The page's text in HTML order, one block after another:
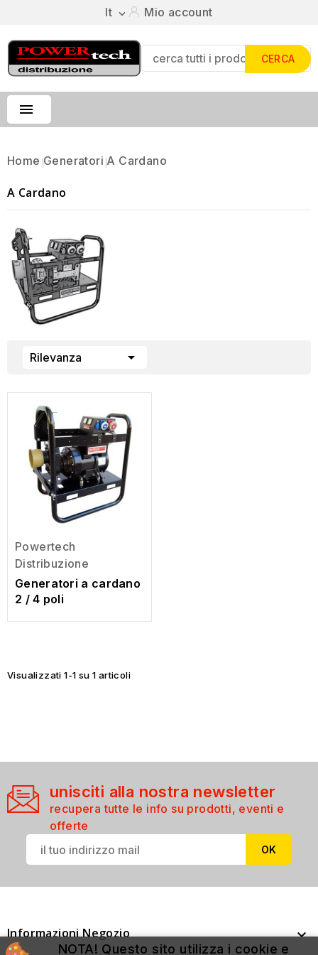
It  Mio account
CERCA

Home Generatori A Cardano
A Cardano
Rilevanza 
Powertech
Distribuzione
Generatori a cardano
2 / 4 poli
Visualizzati 1-1 su 1 articoli
unisciti alla nostra newsletter
recupera tutte le info su prodotti, eventi e
offerte
Informazioni Negozio 
NOTA! Questo sito utilizza i cookie e